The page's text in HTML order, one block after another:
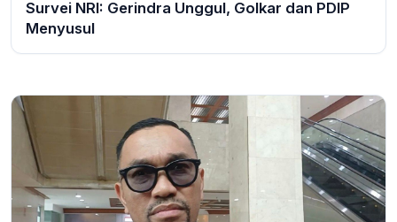
Survei NRI: Gerindra Unggul, Golkar dan PDIP
Menyusul